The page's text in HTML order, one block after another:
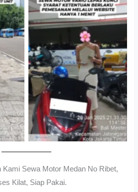
Cityplaza Jatinegara
Gedung Parkir P6ASewa
Motor Medan Sunggal No
Ribet, Proses Kilat, Siap
Pakai.
Kami Sewa Motor Medan No Ribet,
Kilat, Siap Pakai.